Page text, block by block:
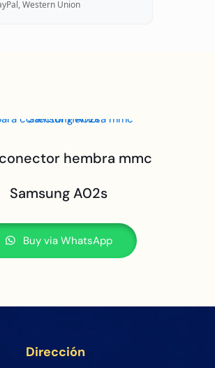
Western Union
hembra mmc
Samsung A02s
Buy via WhatsApp
Dirección